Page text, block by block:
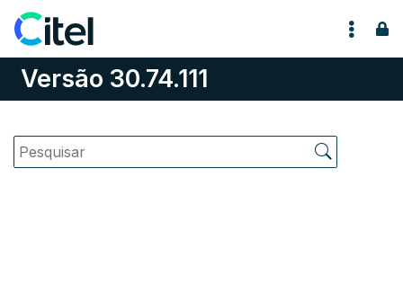
Pular para o conteúdo
Versão 30.74.111